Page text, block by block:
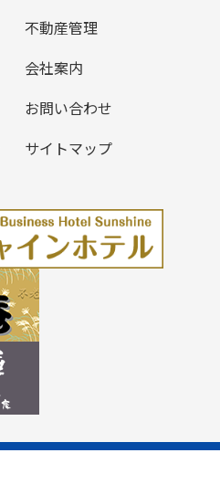
不動産管理
会社案内
お問い合わせ
サイトマップ